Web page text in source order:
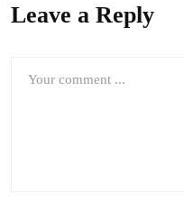
Leave a Reply